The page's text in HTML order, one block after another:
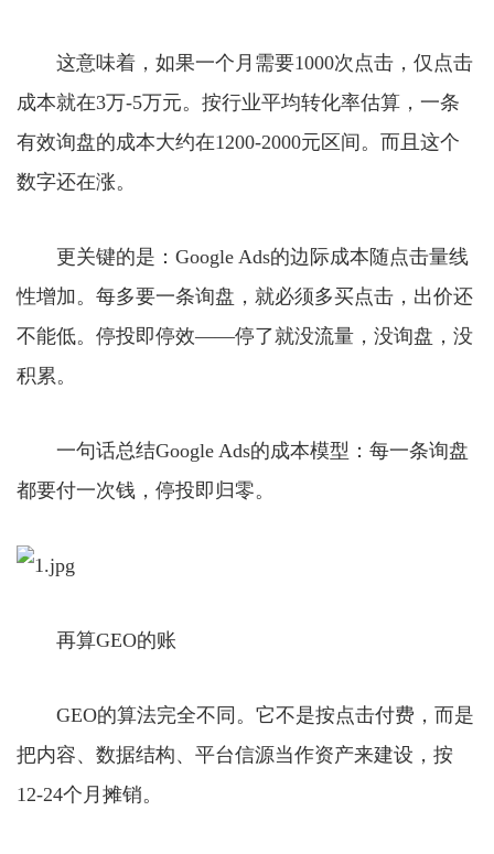
这意味着，如果一个月需要1000次点击，仅点击
成本就在3万-5万元。按行业平均转化率估算，一条
有效询盘的成本大约在1200-2000元区间。而且这个
数字还在涨。
更关键的是：Google Ads的边际成本随点击量线
性增加。每多要一条询盘，就必须多买点击，出价还
不能低。停投即停效——停了就没流量，没询盘，没
积累。
一句话总结Google Ads的成本模型：每一条询盘
都要付一次钱，停投即归零。
再算GEO的账
GEO的算法完全不同。它不是按点击付费，而是
把内容、数据结构、平台信源当作资产来建设，按
12-24个月摊销。